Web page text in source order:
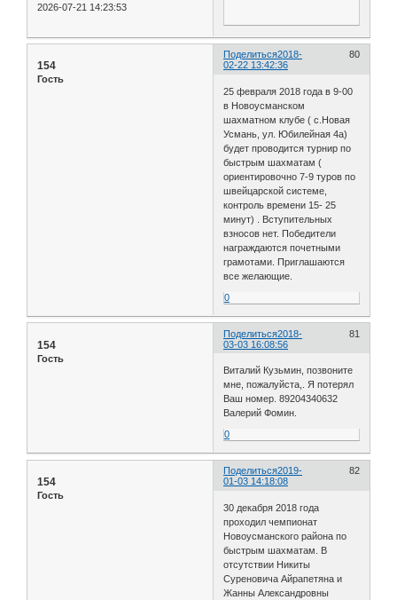
2026-07-21 14:23:53
Поделиться 80
2018-
02-22 13:42:36
154
Гость
25 февраля 2018 года в 9-00
в Новоусманском
шахматном клубе ( с.Новая
Усмань, ул. Юбилейная 4а)
будет проводится турнир по
быстрым шахматам (
ориентировочно 7-9 туров по
швейцарской системе,
контроль времени 15- 25
минут) . Вступительных
взносов нет. Победители
награждаются почетными
грамотами. Приглашаются
все желающие.
0
Поделиться 81
2018-
03-03 16:08:56
154
Гость
Виталий Кузьмин, позвоните
мне, пожалуйста,. Я потерял
Ваш номер. 89204340632
Валерий Фомин.
0
Поделиться 82
2019-
01-03 14:18:08
154
Гость
30 декабря 2018 года
проходил чемпионат
Новоусманского района по
быстрым шахматам. В
отсутствии Никиты
Суреновича Айрапетяна и
Жанны Александровны